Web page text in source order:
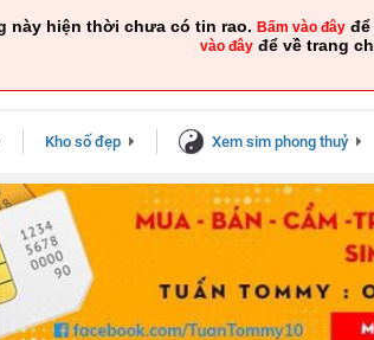
này hiện thời chưa có tin rao. Bấm vào đâyđể
vào đây để về trang
Kho số đẹp Xem sim phong thuỷ